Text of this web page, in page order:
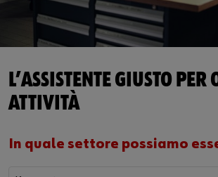
L’ASSISTENTE GIUSTO PER
ATTIVITÀ
In quale settore possiamo